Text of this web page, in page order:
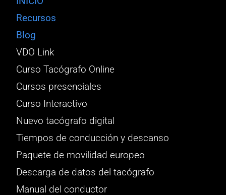
Recursos
Blog
VDO Link
Curso Tacógrafo Online
Cursos presenciales
Curso Interactivo
Nuevo tacógrafo digital
Tiempos de conducción y descanso
Paquete de movilidad europeo
Descarga de datos del tacógrafo
Manual del conductor